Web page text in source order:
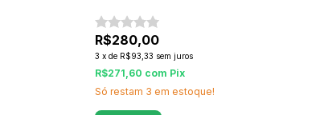
R$280,00
3 x de R$93,33 sem juros
R$271,60 com Pix
Só restam 3 em estoque!